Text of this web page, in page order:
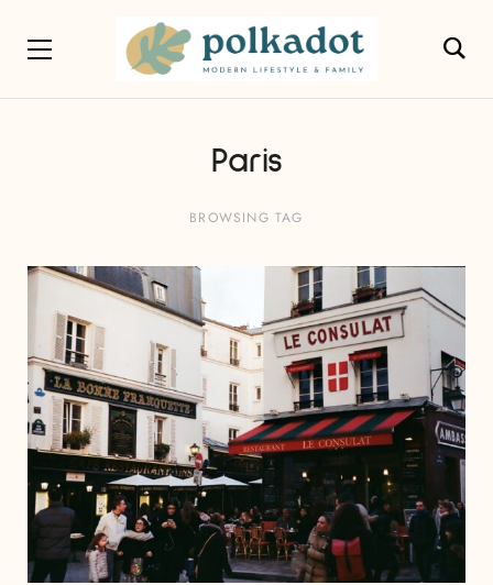
Paris
BROWSING TAG